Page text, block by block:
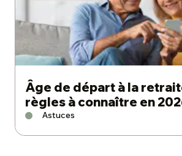
Âge de départ à la
règles à connaître en
Astuces